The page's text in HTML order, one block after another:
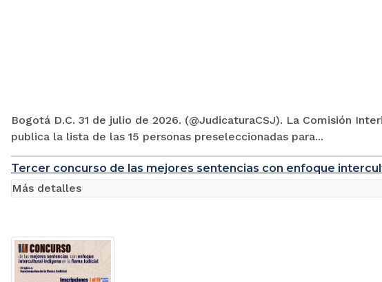
Bogotá D.C. 31 de julio de 2026. (@JudicaturaCSJ). La Comisión
publica la lista de las 15 personas preseleccionadas para...
Tercer concurso de las mejores sentencias con enfoque
Más detalles